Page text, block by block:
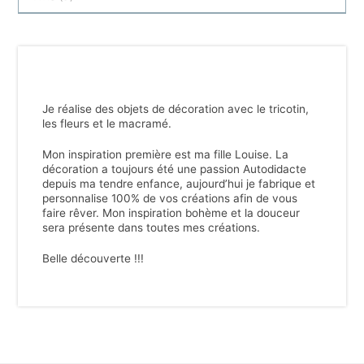
Je réalise des objets de décoration avec le tricotin,
les fleurs et le macramé.
Mon inspiration première est ma fille Louise. La
décoration a toujours été une passion Autodidacte
depuis ma tendre enfance, aujourd’hui je fabrique et
personnalise 100% de vos créations afin de vous
faire rêver. Mon inspiration bohème et la douceur
sera présente dans toutes mes créations.
Belle découverte !!!